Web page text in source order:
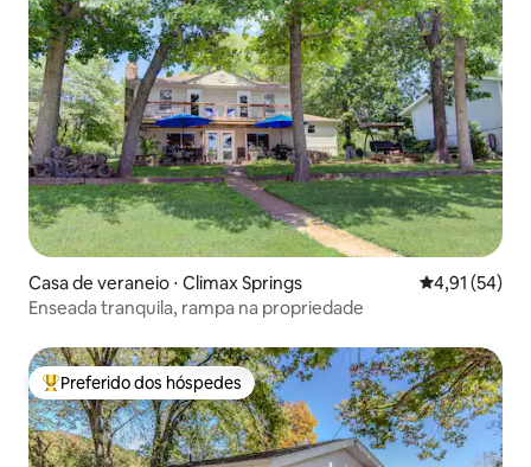
Casa de veraneio ⋅ Climax Springs 4,91 de uma
4,91 (54)
Enseada tranquila, rampa na propriedade
Entre os melhores preferidos dos hóspedes
Preferido dos hóspedes